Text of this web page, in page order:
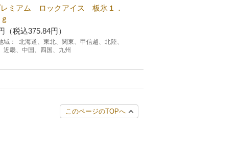
レミアム ロックアイス 板氷１．
（税込375.84円）
域：
北海道、東北、関東、甲信越、北陸、
近畿、中国、四国、九州
このページのTOPへ